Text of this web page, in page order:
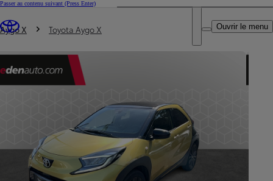
Passer au contenu suivant (Press Enter)
Trouvez un partenaire Toyota
DEALER NAME
Ouvrir le menu
Vous êtes ici
Aygo X Toyota Aygo X